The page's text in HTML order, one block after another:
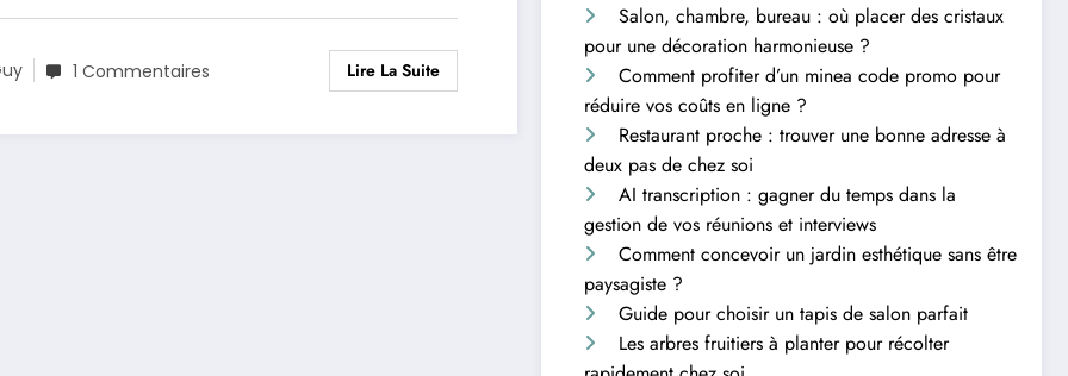
1 Commentaires Lire La Suite
Salon, chambre, bureau : où placer des cristaux
pour une décoration harmonieuse ?
Comment profiter d’un minea code promo pour
réduire vos coûts en ligne ?
Restaurant proche : trouver une bonne adresse à
deux pas de chez soi
AI transcription : gagner du temps dans la
gestion de vos réunions et interviews
Comment concevoir un jardin esthétique sans être
paysagiste ?
Guide pour choisir un tapis de salon parfait
Les arbres fruitiers à planter pour récolter